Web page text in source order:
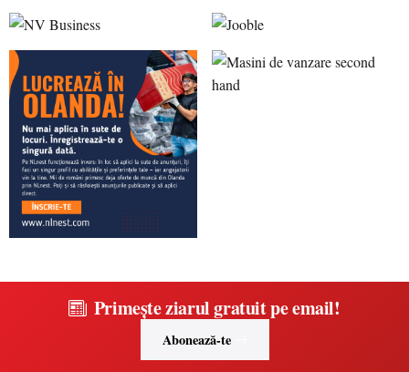
Primește ziarul gratuit pe email!
Abonează-te